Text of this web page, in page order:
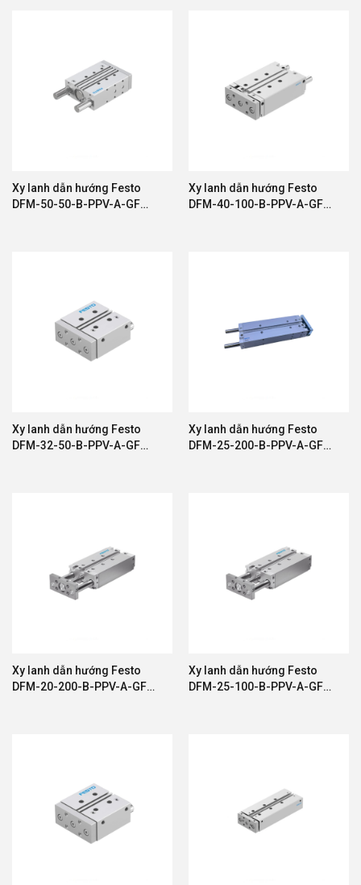
Xy lanh dẫn hướng Festo
DFM-50-50-B-PPV-A-GF
Xy lanh dẫn hướng Festo
DFM-40-100-B-PPV-A-GF
Xy lanh dẫn hướng Festo
DFM-32-50-B-PPV-A-GF
Xy lanh dẫn hướng Festo
DFM-25-200-B-PPV-A-GF
Xy lanh dẫn hướng Festo
DFM-20-200-B-PPV-A-GF
Xy lanh dẫn hướng Festo
DFM-25-100-B-PPV-A-GF